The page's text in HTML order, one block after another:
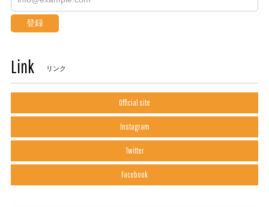
登録
Link リンク
Official site
Instagram
Twitter
Facebook